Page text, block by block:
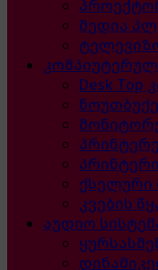
მედია
Desk Top
ქსელური
კვების
აუდიო